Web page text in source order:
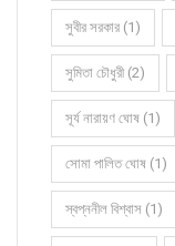
সুবীর সরকার (1)
সুমিতা চৌধুরী (2)
সূর্য নারায়ণ ঘোষ (1)
সোমা পালিত ঘোষ (1)
স্বপ্ননীল বিশ্বাস (1)